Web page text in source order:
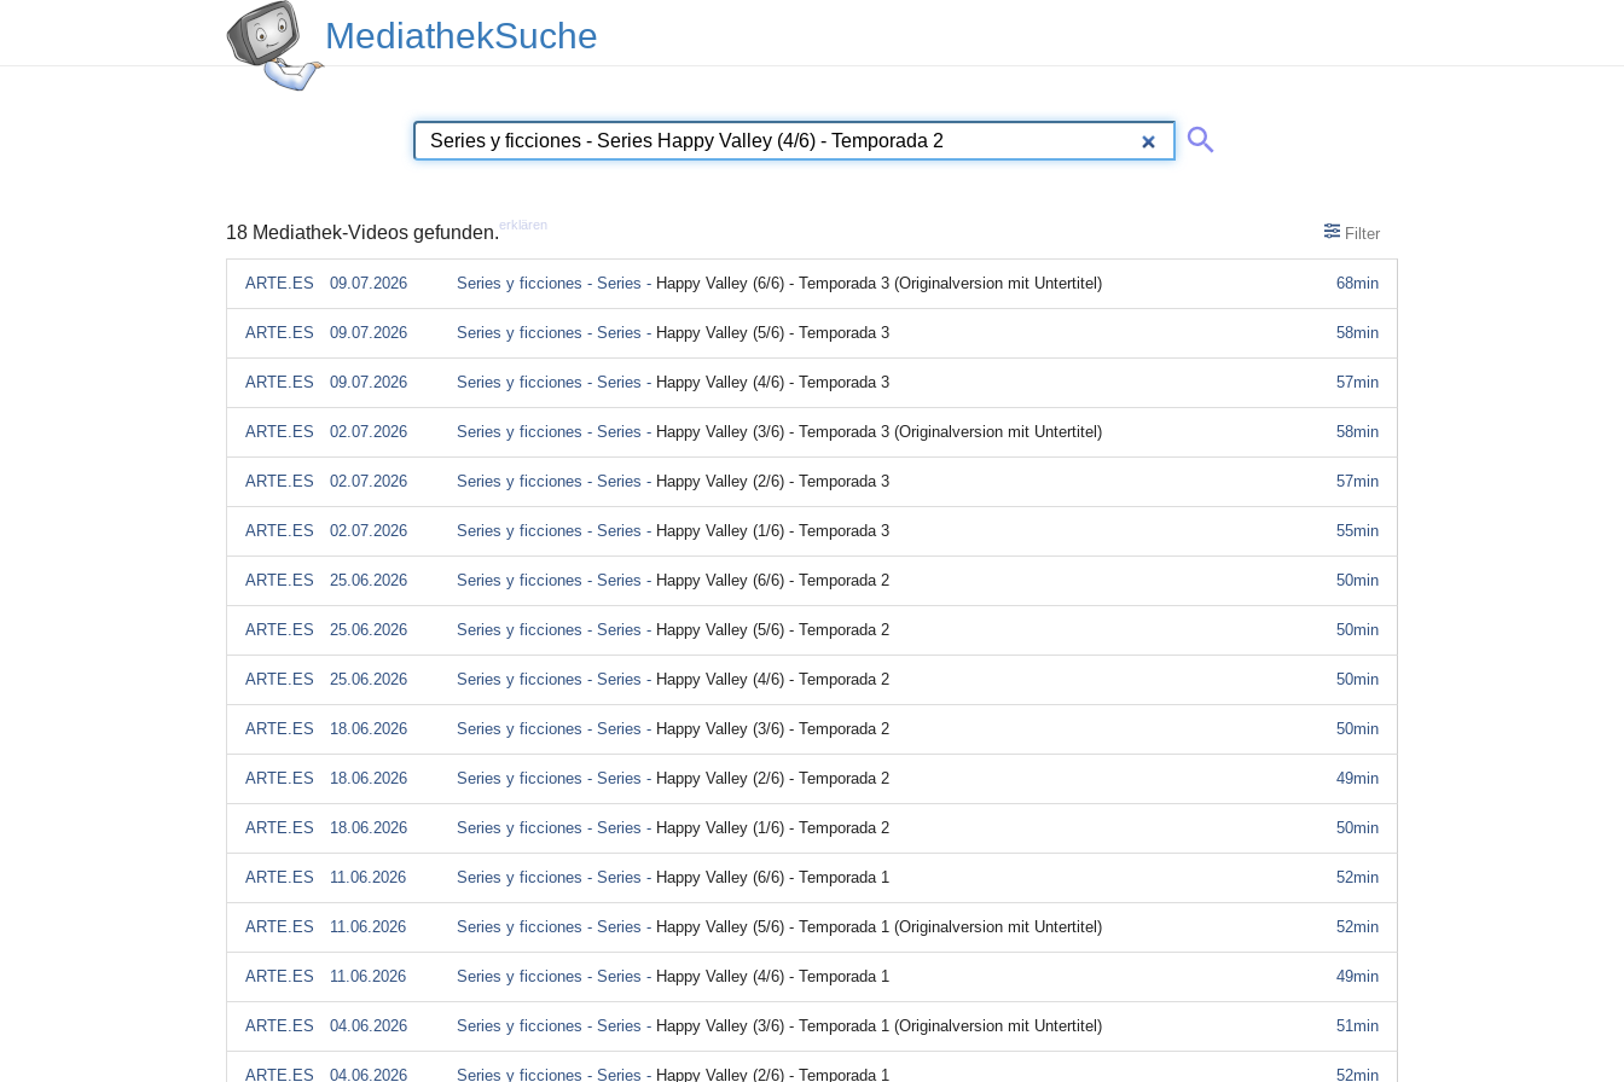
MediathekSuche
18 Mediathek-Videos gefunden.erklären Filter
68min
ARTE.ES 09.07.2026 Series y ficciones - Series - Happy Valley (6/6) - Temporada 3 (Originalversion mit Untertitel)
58min
ARTE.ES 09.07.2026 Series y ficciones - Series - Happy Valley (5/6) - Temporada 3
57min
ARTE.ES 09.07.2026 Series y ficciones - Series - Happy Valley (4/6) - Temporada 3
58min
ARTE.ES 02.07.2026 Series y ficciones - Series - Happy Valley (3/6) - Temporada 3 (Originalversion mit Untertitel)
57min
ARTE.ES 02.07.2026 Series y ficciones - Series - Happy Valley (2/6) - Temporada 3
55min
ARTE.ES 02.07.2026 Series y ficciones - Series - Happy Valley (1/6) - Temporada 3
50min
ARTE.ES 25.06.2026 Series y ficciones - Series - Happy Valley (6/6) - Temporada 2
50min
ARTE.ES 25.06.2026 Series y ficciones - Series - Happy Valley (5/6) - Temporada 2
50min
ARTE.ES 25.06.2026 Series y ficciones - Series - Happy Valley (4/6) - Temporada 2
50min
ARTE.ES 18.06.2026 Series y ficciones - Series - Happy Valley (3/6) - Temporada 2
49min
ARTE.ES 18.06.2026 Series y ficciones - Series - Happy Valley (2/6) - Temporada 2
50min
ARTE.ES 18.06.2026 Series y ficciones - Series - Happy Valley (1/6) - Temporada 2
52min
ARTE.ES 11.06.2026 Series y ficciones - Series - Happy Valley (6/6) - Temporada 1
52min
ARTE.ES 11.06.2026 Series y ficciones - Series - Happy Valley (5/6) - Temporada 1 (Originalversion mit Untertitel)
49min
ARTE.ES 11.06.2026 Series y ficciones - Series - Happy Valley (4/6) - Temporada 1
51min
ARTE.ES 04.06.2026 Series y ficciones - Series - Happy Valley (3/6) - Temporada 1 (Originalversion mit Untertitel)
52min
ARTE.ES 04.06.2026 Series y ficciones - Series - Happy Valley (2/6) - Temporada 1